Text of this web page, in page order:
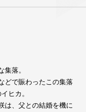
落。
どで賑わったこの集落
ヒカ。
は、父との結婚を機に